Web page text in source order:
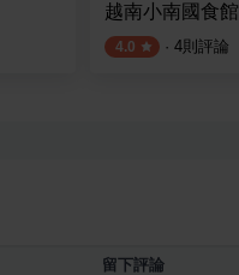
越南小南國食館
4.0 · 4則評論
留下評論